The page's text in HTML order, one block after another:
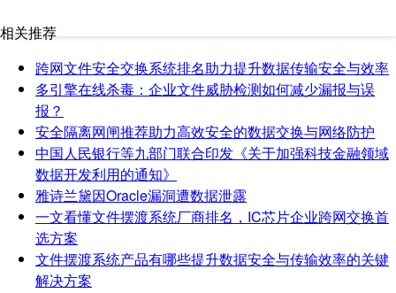
相关推荐
跨网文件安全交换系统排名助力提升数据传输安全与效率
多引擎在线杀毒：企业文件威胁检测如何减少漏报与误
报？
安全隔离网闸推荐助力高效安全的数据交换与网络防护
中国人民银行等九部门联合印发《关于加强科技金融领域
数据开发利用的通知》
雅诗兰黛因Oracle漏洞遭数据泄露
一文看懂文件摆渡系统厂商排名，IC芯片企业跨网交换首
选方案
文件摆渡系统产品有哪些提升数据安全与传输效率的关键
解决方案